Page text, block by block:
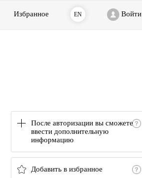
Избранное EN Войти
После авторизации вы сможете
ввести дополнительную
информацию
Добавить в избранное